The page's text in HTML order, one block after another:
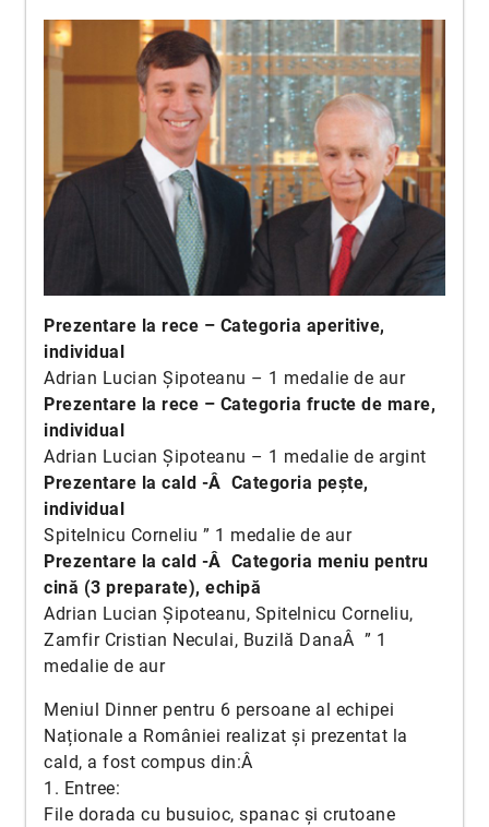
Prezentare la rece – Categoria aperitive,
individual
Adrian Lucian Șipoteanu – 1 medalie de aur
Prezentare la rece – Categoria fructe de mare,
individual
Adrian Lucian Șipoteanu – 1 medalie de argint
Prezentare la cald -Â Categoria pește,
individual
Spitelnicu Corneliu ” 1 medalie de aur
Prezentare la cald -Â Categoria meniu pentru
cină (3 preparate), echipă
Adrian Lucian Șipoteanu, Spitelnicu Corneliu,
Zamfir Cristian Neculai, Buzilă DanaÂ ” 1
medalie de aur
Meniul Dinner pentru 6 persoane al echipei
Naționale a României realizat și prezentat la
cald, a fost compus din:Â
1. Entree:
File dorada cu busuioc, spanac și crutoane